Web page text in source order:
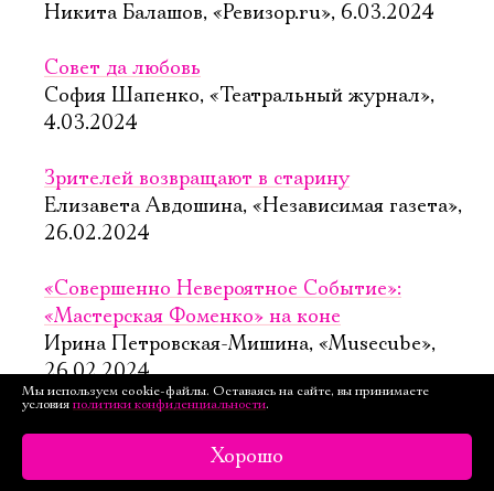
Никита Балашов, «Ревизор.ru», 6.03.2024
Совет да любовь
София Шапенко, «Театральный журнал»,
4.03.2024
Зрителей возвращают в старину
Елизавета Авдошина, «Независимая газета»,
26.02.2024
«Совершенно Невероятное Событие»:
«Мастерская Фоменко» на коне
Ирина Петровская-Мишина, «Musecube»,
26.02.2024
смертельный брак
Наталья Витвицкая, «Ведомости»,
Мы используем cookie-файлы. Оставаясь на сайте, вы принимаете
условия политики конфиденциальности.
Хорошо